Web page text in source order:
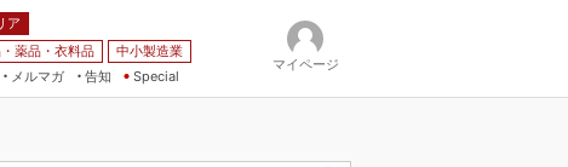
ア
薬品・衣料品
中小製造業
メルマガ
告知 Special
マイページ